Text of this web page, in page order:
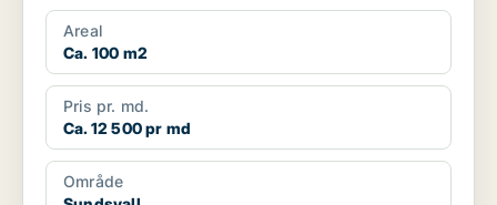
Areal
Ca. 100 m2
Pris pr. md.
Ca. 12 500 pr md
Område